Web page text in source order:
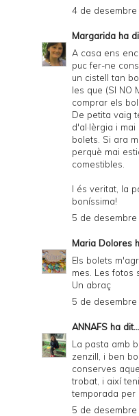
4 de
Margarida ha
A casa ens
puc fer-ne
un cistell tan
les que (SI NO
comprar els
De petita vaig
d'al·lèrgia i
bolets. Si ara
perquè mai
comestibles.
I és veritat, la
boníssima!
5 de
Maria Dolores
Els bolets
mes. Les fotos
Un abraç
5 de
ANNAFS ha dit...
La pasta amb
zenzill, i ben
conserves
trobat, i així
temporada per
5 de